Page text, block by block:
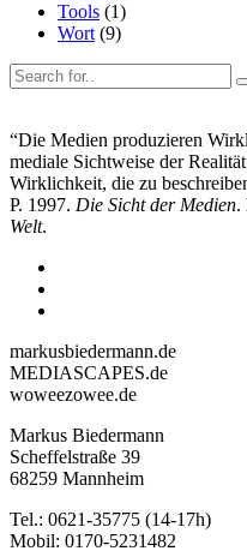
Tools (1)
Wort (9)
“Die Medien produzieren
mediale Sichtweise der
Wirklichkeit, die zu
P. 1997. Die Sicht der Medien.
Welt.
markusbiedermann.de
MEDIASCAPES.de
woweezowee.de
Markus Biedermann
Scheffelstraße 39
68259 Mannheim
Tel.: 0621-35775 (14-17h)
Mobil: 0170-5231482